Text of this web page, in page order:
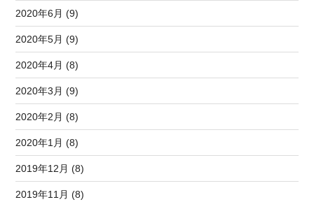
2020年6月 (9)
2020年5月 (9)
2020年4月 (8)
2020年3月 (9)
2020年2月 (8)
2020年1月 (8)
2019年12月 (8)
2019年11月 (8)